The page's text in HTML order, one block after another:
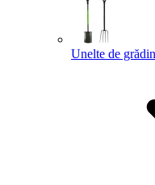
Unelte de